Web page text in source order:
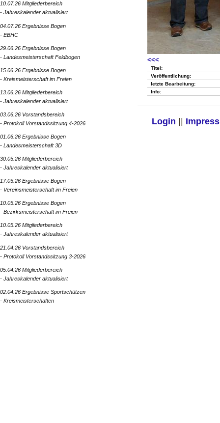
<<<
Titel:
Veröffentlichung:
letzte Bearbeitung:
Info:
Login ||
10.07.26 Mitgliederbereich
- Jahreskalender aktualisiert
04.07.26 Ergebnisse Bogen
- EBHC
29.06.26 Ergebnisse Bogen
- Landesmeisterschaft Feldbogen
15.06.26 Ergebnisse Bogen
- Kreismeisterschaft im Freien
13.06.26 Mitgliederbereich
- Jahreskalender aktualisiert
03.06.26 Vorstandsbereich
- Protokoll Vorstandssitzung 4-2026
01.06.26 Ergebnisse Bogen
- Landesmeisterschaft 3D
30.05.26 Mitgliederbereich
- Jahreskalender aktualisiert
17.05.26 Ergebnisse Bogen
- Vereinsmeisterschaft im Freien
10.05.26 Ergebnisse Bogen
- Bezirksmeisterschaft im Freien
10.05.26 Mitgliederbereich
- Jahreskalender aktualisiert
21.04.26 Vorstandsbereich
- Protokoll Vorstandssitzung 3-2026
05.04.26 Mitgliederbereich
- Jahreskalender aktualisiert
02.04.26 Ergebnisse Sportschützen
- Kreismeisterschaften